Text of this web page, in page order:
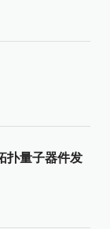
扑量子器件发